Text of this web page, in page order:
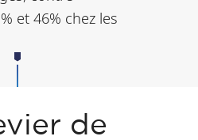
et 46% chez les
de